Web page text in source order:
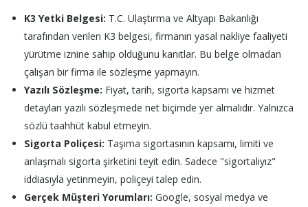
K3 Yetki Belgesi: T.C. Ulaştırma ve Altyapı Bakanlığı
tarafından verilen K3 belgesi, firmanın yasal nakliye faaliyeti
yürütme iznine sahip olduğunu kanıtlar. Bu belge olmadan
çalışan bir firma ile sözleşme yapmayın.
Yazılı Sözleşme: Fiyat, tarih, sigorta kapsamı ve hizmet
detayları yazılı sözleşmede net biçimde yer almalıdır. Yalnızca
sözlü taahhüt kabul etmeyin.
Sigorta Poliçesi: Taşıma sigortasının kapsamı, limiti ve
anlaşmalı sigorta şirketini teyit edin. Sadece "sigortalıyız"
iddiasıyla yetinmeyin, poliçeyi talep edin.
Gerçek Müşteri Yorumları: Google, sosyal medya ve